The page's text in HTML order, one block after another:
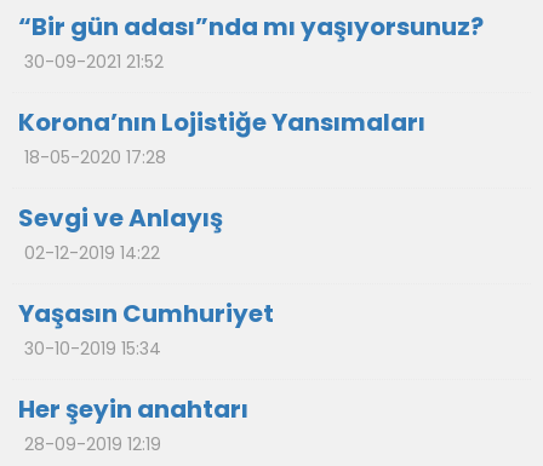
“Bir gün adası”nda mı yaşıyorsunuz?
30-09-2021 21:52
Korona’nın Lojistiğe Yansımaları
18-05-2020 17:28
Sevgi ve Anlayış
02-12-2019 14:22
Yaşasın Cumhuriyet
30-10-2019 15:34
Her şeyin anahtarı
28-09-2019 12:19